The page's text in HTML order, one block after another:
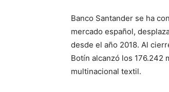
Banco Santander se ha
mercado español,
desde el año 2018. Al
Botín alcanzó los 176.242
multinacional textil.